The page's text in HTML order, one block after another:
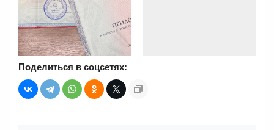
Поделиться в соцсетях: